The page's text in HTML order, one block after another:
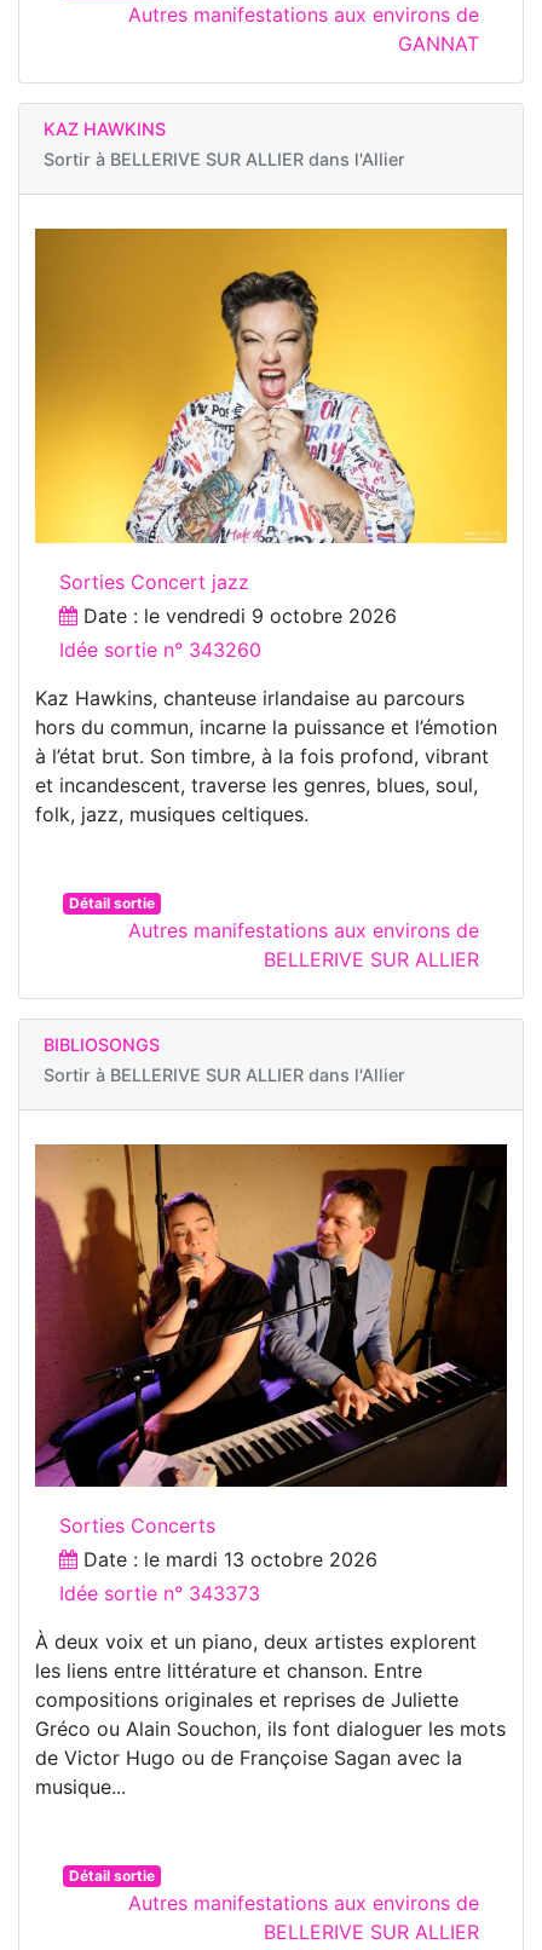
Autres manifestations aux environs de
GANNAT
KAZ HAWKINS
Sortir à BELLERIVE SUR ALLIER dans l'Allier
Sorties Concert jazz
Date : le vendredi 9 octobre 2026
Idée sortie n° 343260
Kaz Hawkins, chanteuse irlandaise au parcours
hors du commun, incarne la puissance et l’émotion
à l’état brut. Son timbre, à la fois profond, vibrant
et incandescent, traverse les genres, blues, soul,
folk, jazz, musiques celtiques.
Détail sortie
Autres manifestations aux environs de
BELLERIVE SUR ALLIER
BIBLIOSONGS
Sortir à BELLERIVE SUR ALLIER dans l'Allier
Sorties Concerts
Date : le mardi 13 octobre 2026
Idée sortie n° 343373
À deux voix et un piano, deux artistes explorent
les liens entre littérature et chanson. Entre
compositions originales et reprises de Juliette
Gréco ou Alain Souchon, ils font dialoguer les mots
de Victor Hugo ou de Françoise Sagan avec la
musique...
Détail sortie
Autres manifestations aux environs de
BELLERIVE SUR ALLIER